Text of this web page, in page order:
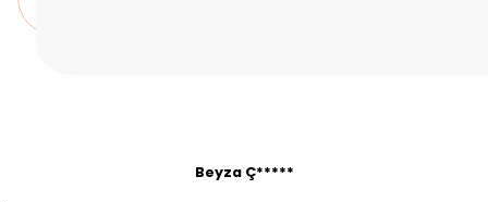
Beyza Ç*****